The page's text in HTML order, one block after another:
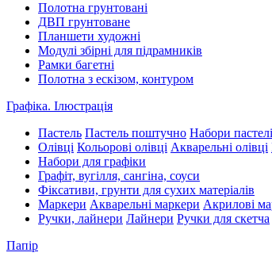
Полотна грунтовані
ДВП грунтоване
Планшети художні
Модулі збірні для підрамників
Рамки багетні
Полотна з ескізом, контуром
Графіка. Ілюстрація
Пастель Пастель поштучно Набори пастелі
Олівці Кольорові олівці Акварельні олівці
Набори для графіки
Графіт, вугілля, сангіна, соуси
Фіксативи, грунти для сухих матеріалів
Маркери Акварельні маркери Акрилові
Ручки, лайнери Лайнери Ручки для скетча
Папір